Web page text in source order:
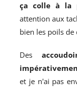
ça colle à la
attention aux
bien les poils de
Des
et je n'ai pas